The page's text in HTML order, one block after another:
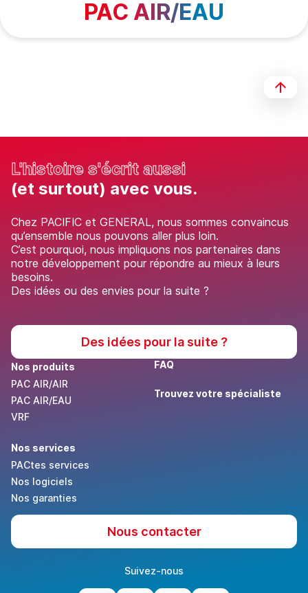
PAC AIR/EAU
L'histoire s'écrit aussi
(et surtout) avec vous.
Chez PACIFIC et GENERAL, nous sommes convaincus
qu’ensemble nous pouvons aller plus loin.
C’est pourquoi, nous impliquons nos partenaires dans
notre développement pour répondre au mieux à leurs
besoins.
Des idées ou des envies pour la suite ?
Des idées pour la suite ?
Nos produits
PAC AIR/AIR
PAC AIR/EAU
VRF
Nos services
PACtes services
Nos logiciels
Nos garanties
FAQ
Trouvez votre spécialiste
Nous contacter
Suivez-nous